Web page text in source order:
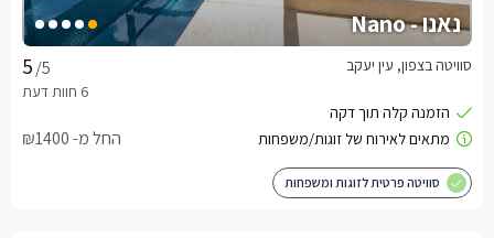
נאנו - Nano
/5 סוויטה בצפון, עין יעקב
החל מ- ₪1400
סוויטה פרטית לזוגות ומשפחות